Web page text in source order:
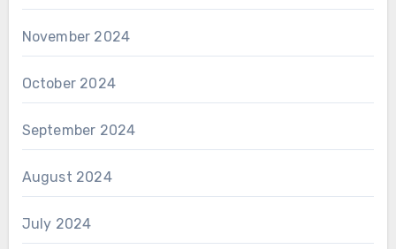
November 2024
October 2024
September 2024
August 2024
July 2024